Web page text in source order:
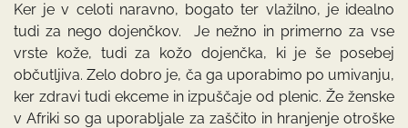
Ker je v celoti naravno, bogato ter vlažilno, je idealno
tudi za nego dojenčkov. Je nežno in primerno za vse
vrste kože, tudi za kožo dojenčka, ki je še posebej
občutljiva. Zelo dobro je, ča ga uporabimo po umivanju,
ker zdravi tudi ekceme in izpuščaje od plenic. Že ženske
v Afriki so ga uporabljale za zaščito in hranjenje otroške